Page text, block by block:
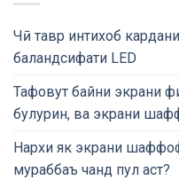
Чӣ тавр интихоб
баландсифати LED
Тафовут байни экрани
булурин, ва экрани
Нархи як экрани
мураббаъ чанд пул аст?